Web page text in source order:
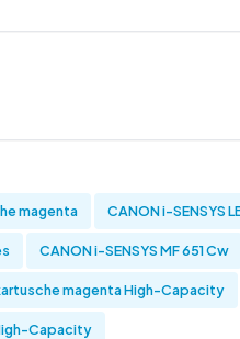
magenta CANON i-SENSYS
CANON i-SENSYS MF 651 Cw
magenta High-Capacity
Capacity